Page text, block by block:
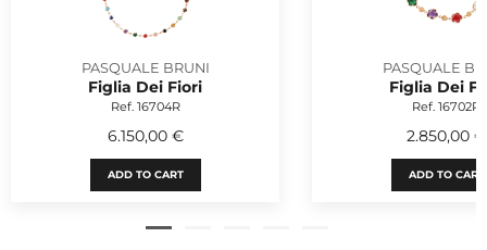
PASQUALE BRUNI
Figlia Dei Fiori
Ref. 16704R
6.150,00 €
ADD TO CART
PASQUALE
Figlia Dei
Ref. 16702R
2.850,00 €
ADD TO CART